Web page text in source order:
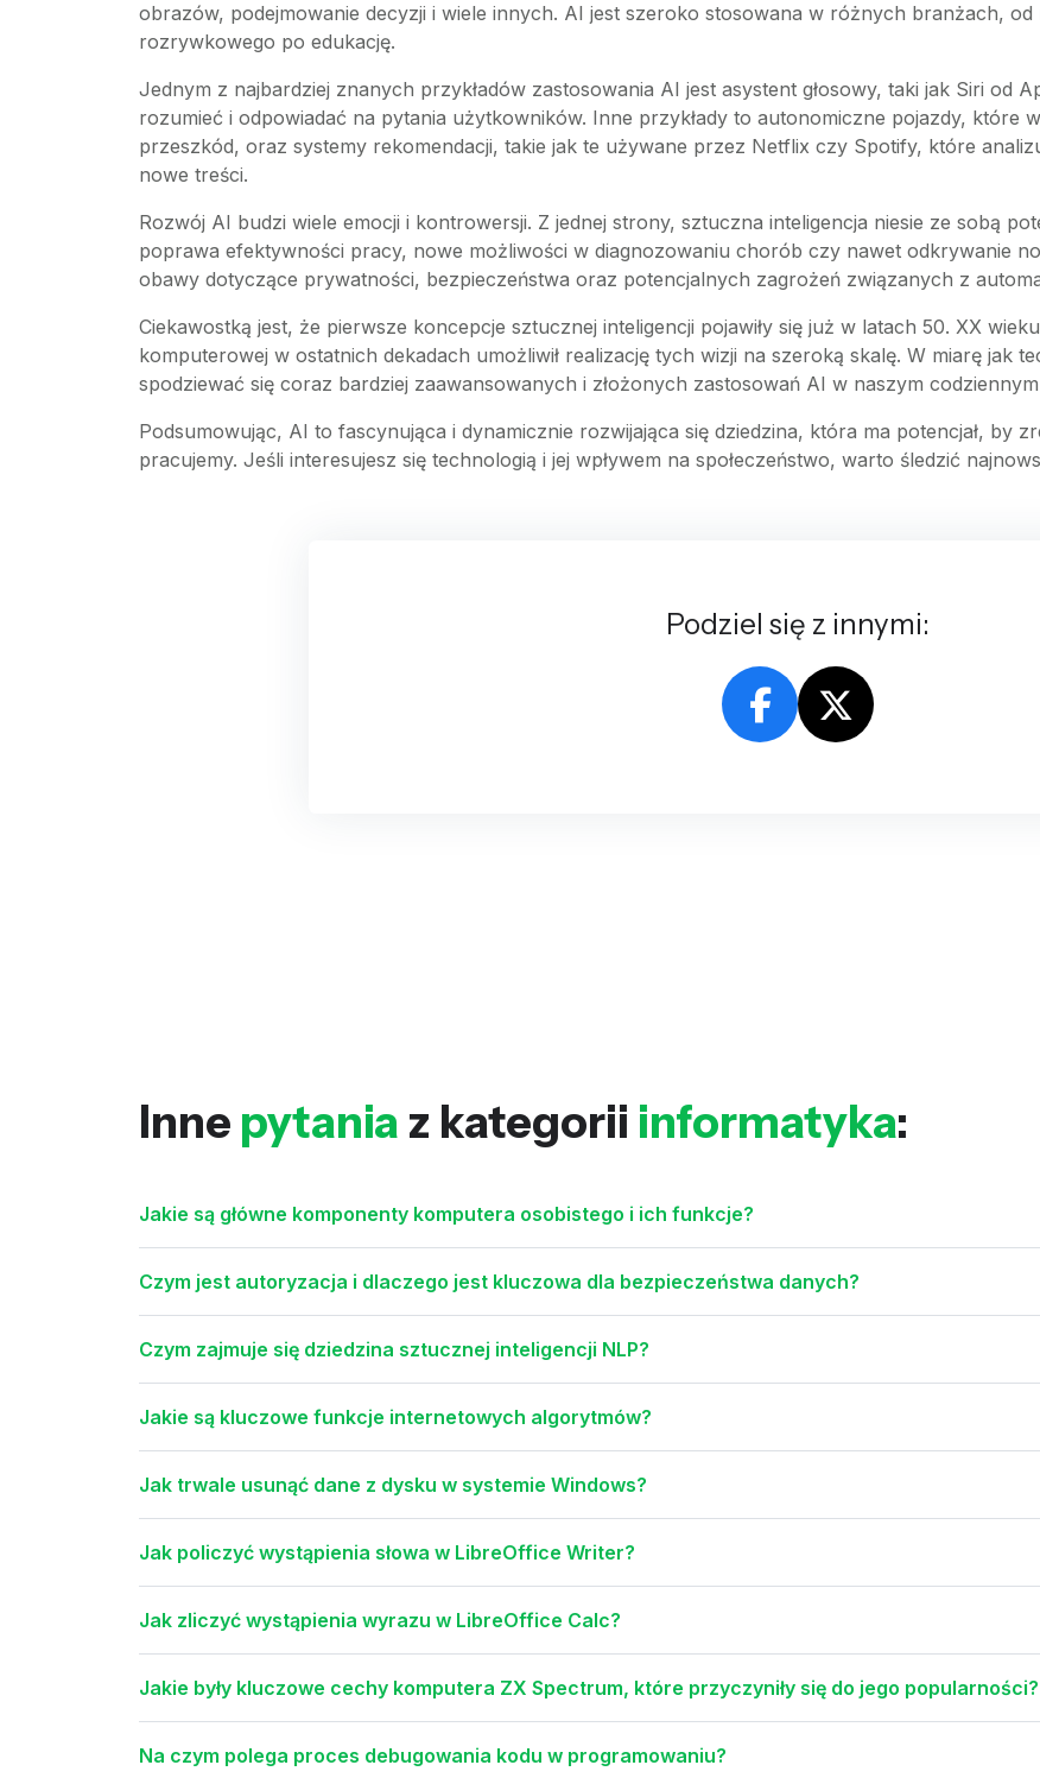
obrazów, podejmowanie decyzji i wiele innych. AI jest szeroko stosowana w różnych branżach, od
rozrywkowego po edukację.
Jednym z najbardziej znanych przykładów zastosowania AI jest asystent głosowy, taki jak Siri od
rozumieć i odpowiadać na pytania użytkowników. Inne przykłady to autonomiczne pojazdy, które
przeszkód, oraz systemy rekomendacji, takie jak te używane przez Netflix czy Spotify, które
nowe treści.
Rozwój AI budzi wiele emocji i kontrowersji. Z jednej strony, sztuczna inteligencja niesie ze sobą
poprawa efektywności pracy, nowe możliwości w diagnozowaniu chorób czy nawet odkrywanie
obawy dotyczące prywatności, bezpieczeństwa oraz potencjalnych zagrożeń związanych z
Ciekawostką jest, że pierwsze koncepcje sztucznej inteligencji pojawiły się już w latach 50. XX
komputerowej w ostatnich dekadach umożliwił realizację tych wizji na szeroką skalę. W miarę jak
spodziewać się coraz bardziej zaawansowanych i złożonych zastosowań AI w naszym
Podsumowując, AI to fascynująca i dynamicznie rozwijająca się dziedzina, która ma potencjał, by
pracujemy. Jeśli interesujesz się technologią i jej wpływem na społeczeństwo, warto śledzić
Podziel się z innymi:
Inne pytania z kategorii informatyka:
Jakie są główne komponenty komputera osobistego i ich funkcje?
Czym jest autoryzacja i dlaczego jest kluczowa dla bezpieczeństwa danych?
Czym zajmuje się dziedzina sztucznej inteligencji NLP?
Jakie są kluczowe funkcje internetowych algorytmów?
Jak trwale usunąć dane z dysku w systemie Windows?
Jak policzyć wystąpienia słowa w LibreOffice Writer?
Jak zliczyć wystąpienia wyrazu w LibreOffice Calc?
Jakie były kluczowe cechy komputera ZX Spectrum, które przyczyniły się do jego popularności?
Na czym polega proces debugowania kodu w programowaniu?